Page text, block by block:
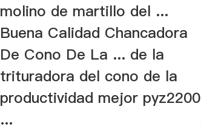
molino de martillo del ...
Buena Calidad Chancadora
De Cono De La ... de la
trituradora del cono de la
productividad mejor pyz2200
...